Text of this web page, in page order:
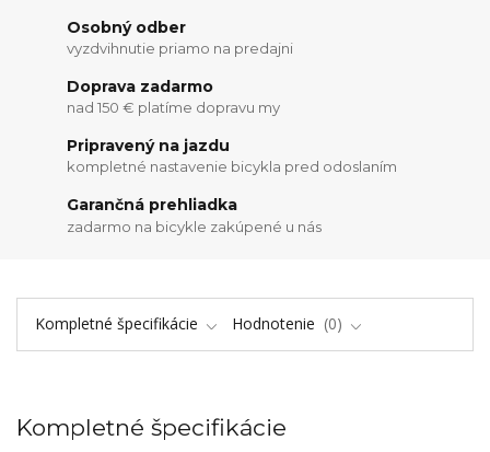
Osobný odber
vyzdvihnutie priamo na predajni
Doprava zadarmo
nad 150 € platíme dopravu my
Pripravený na jazdu
kompletné nastavenie bicykla pred odoslaním
Garančná prehliadka
zadarmo na bicykle zakúpené u nás
Kompletné špecifikácie Hodnotenie 0
Kompletné špecifikácie